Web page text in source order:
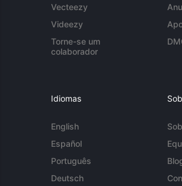
Vecteezy
Videezy
Torne-se um
colaborador
Idiomas
English
Español
Português
Deutsch